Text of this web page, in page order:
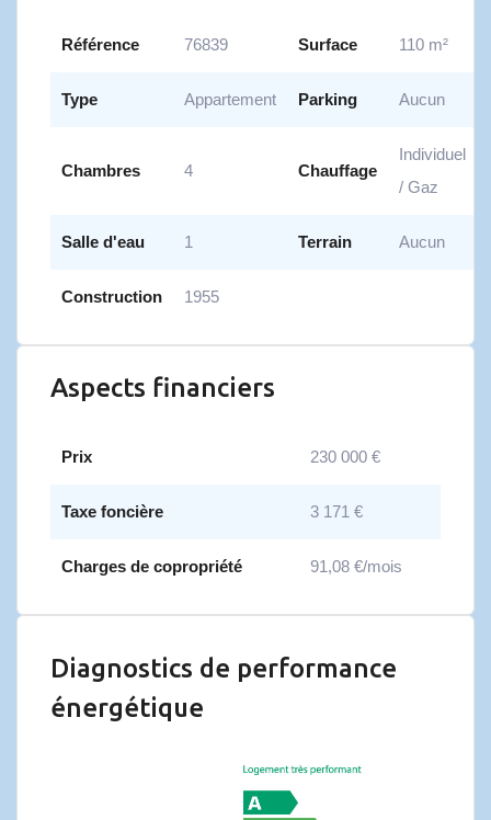
Référence 76839 Surface 110 m²
Type Appartement Parking Aucun
Chambres 4 Chauffage
Individuel
/ Gaz
Salle d'eau 1 Terrain Aucun
Construction 1955
Aspects financiers
Prix 230 000 €
Taxe foncière 3 171 €
Charges de copropriété 91,08 €/mois
Diagnostics de performance
énergétique